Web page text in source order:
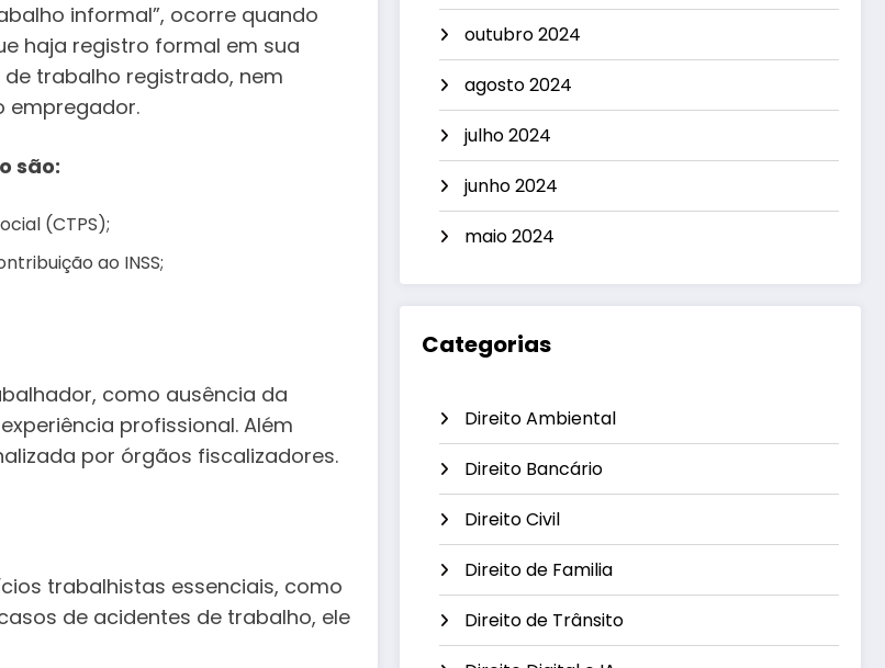
informal”, ocorre quando
haja registro formal em sua
trabalho registrado, nem
empregador.
são:
(CTPS);
ao INSS;
como ausência da
profissional. Além
por órgãos fiscalizadores.
trabalhistas essenciais, como
de acidentes de trabalho, ele
outubro 2024
agosto 2024
julho 2024
junho 2024
maio 2024
Categorias
Direito Ambiental
Direito Bancário
Direito Civil
Direito de Familia
Direito de Trânsito